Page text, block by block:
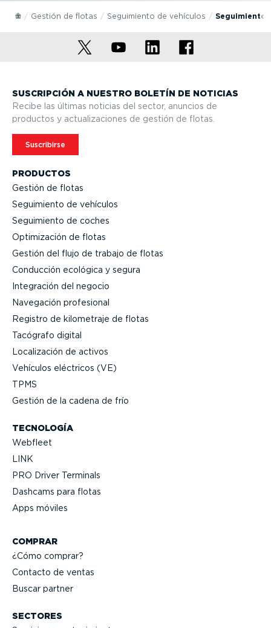
Gestión de flotas Seguimiento de vehículos Seguimiento
PRODUCTOS
Gestión de flotas
Seguimiento de vehículos
Seguimiento de coches
Optimi­zación de flotas
Gestión del flujo de trabajo de flotas
Conducción ecológica y segura
Integración del negocio
Navegación profesional
Registro de kilometraje de flotas
Tacógrafo digital
Locali­zación de activos
Vehículos eléctricos (VE)
TPMS
Gestión de la cadena de frío
TECNOLOGÍA
Webfleet
LINK
PRO Driver Terminals
Dashcams para flotas
Apps móviles
COMPRAR
¿Cómo comprar?
Contacto de ventas
Buscar partner
SECTORES
SUSCRIPCIÓN A NUESTRO BOLETÍN DE NOTICIAS
Recibe las últimas noticias del sector, anuncios de
productos y actua­li­za­ciones de gestión de flotas.
Suscribirse